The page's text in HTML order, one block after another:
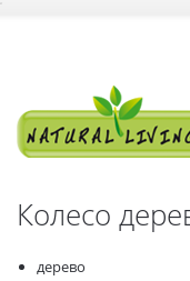
Колесо
дерево